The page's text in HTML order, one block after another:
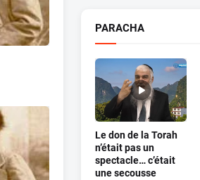
PARACHA
Le don de la Torah
n’était pas un
spectacle… c’était
une secousse